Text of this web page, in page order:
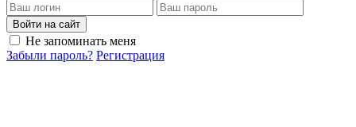
Войти на сайт
Не запоминать меня
Забыли пароль? Регистрация